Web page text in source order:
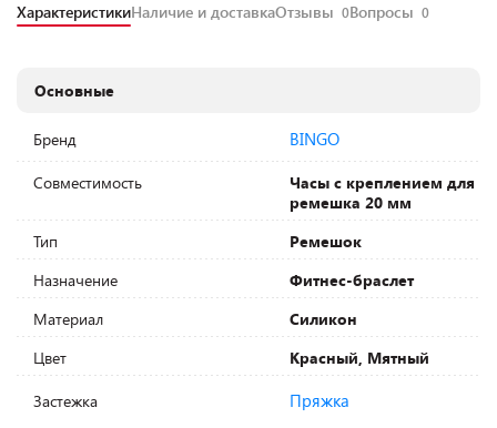
ХарактеристикиНаличие и доставкаОтзывы 0Вопросы 0
Основные
Бренд BINGO
Совместимость
Часы с креплением для
ремешка 20 мм
Тип
Ремешок
Назначение
Фитнес-браслет
Материал
Силикон
Цвет
Красный, Мятный
Застежка Пряжка